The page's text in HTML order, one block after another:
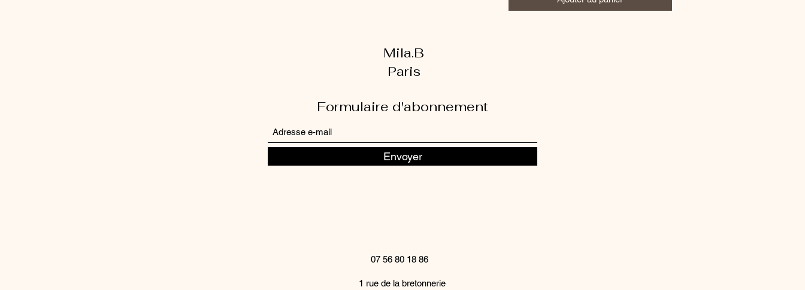
Mila.B
Paris
Formulaire d'abonnement
Envoyer
07 56 80 18 86
1 rue de la bretonnerie